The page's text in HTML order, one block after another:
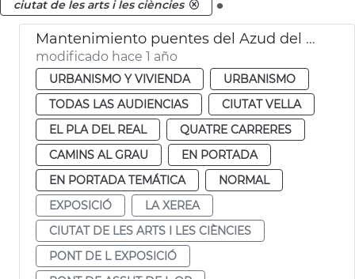
ciutat de les arts i les ciències
Mantenimiento puentes del Azud del Oro y de la Exposición València
modificado hace 1 año
URBANISMO Y VIVIENDA
URBANISMO
TODAS LAS AUDIENCIAS
CIUTAT VELLA
EL PLA DEL REAL
QUATRE CARRERES
CAMINS AL GRAU
EN PORTADA
EN PORTADA TEMÁTICA
NORMAL
EXPOSICIÓ
LA XEREA
CIUTAT DE LES ARTS I LES CIÈNCIES
PONT DE L EXPOSICIÓ